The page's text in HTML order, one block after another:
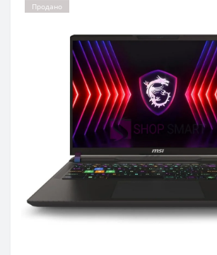
Продано